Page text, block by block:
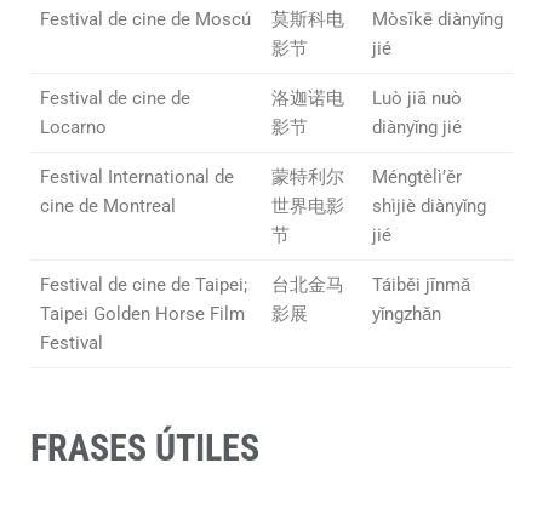
Festival de cine de Moscú
莫斯科电
影节
Mòsīkē diànyǐng
jié
Festival de cine de
Locarno
洛迦诺电
影节
Luò jiā nuò
diànyǐng jié
Festival International de
cine de Montreal
蒙特利尔
世界电影
节
Méngtèlì’ěr
shìjiè diànyǐng
jié
Festival de cine de Taipei;
Taipei Golden Horse Film
Festival
台北金马
影展
Táiběi jīnmǎ
yǐngzhǎn
FRASES ÚTILES